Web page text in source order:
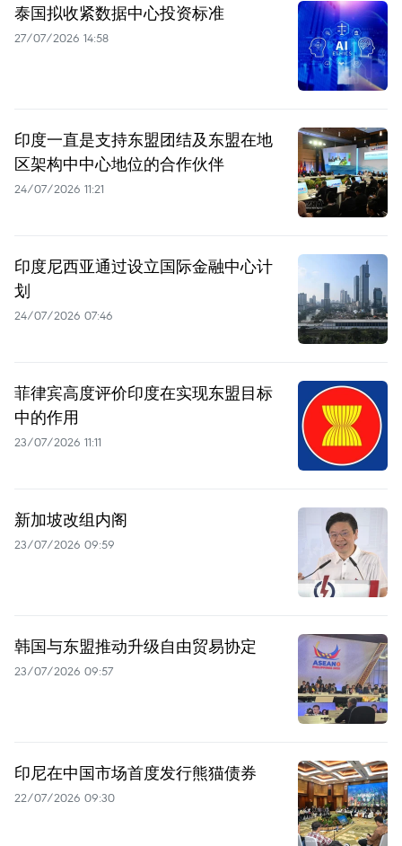
泰国拟收紧数据中心投资标准
27/07/2026 14:58
印度一直是支持东盟团结及东盟在地
区架构中中心地位的合作伙伴
24/07/2026 11:21
印度尼西亚通过设立国际金融中心计
划
24/07/2026 07:46
菲律宾高度评价印度在实现东盟目标
中的作用
23/07/2026 11:11
新加坡改组内阁
23/07/2026 09:59
韩国与东盟推动升级自由贸易协定
23/07/2026 09:57
印尼在中国市场首度发行熊猫债券
22/07/2026 09:30